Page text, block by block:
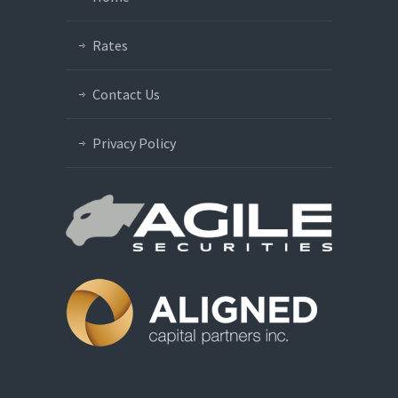
NOV
Rates
Contact Us
Privacy Policy